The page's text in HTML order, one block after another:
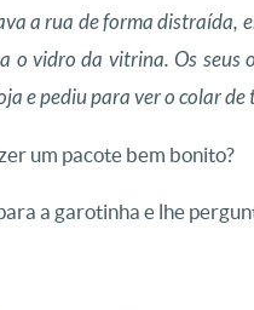
a rua de forma distraída,
o vidro da vitrina. Os seus
e pediu para ver o colar de
um pacote bem bonito?
a garotinha e lhe